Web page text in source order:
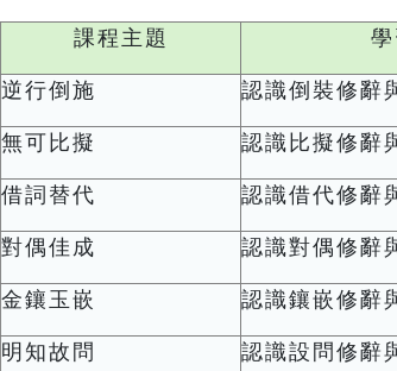
課程主題
逆行倒施 認識倒裝修辭
無可比擬 認識比擬修辭
借詞替代 認識借代修辭
對偶佳成 認識對偶修辭
金鑲玉嵌 認識鑲嵌修辭
明知故問 認識設問修辭